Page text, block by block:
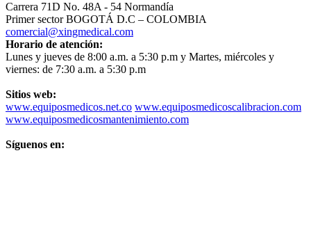
Carrera 71D No. 48A - 54 Normandía
Primer sector BOGOTÁ D.C – COLOMBIA
comercial@xingmedical.com
Horario de atención:
Lunes y jueves de 8:00 a.m. a 5:30 p.m y Martes, miércoles y
viernes: de 7:30 a.m. a 5:30 p.m
Sitios web:
www.equiposmedicos.net.co www.equiposmedicoscalibracion.com
www.equiposmedicosmantenimiento.com
Síguenos en: